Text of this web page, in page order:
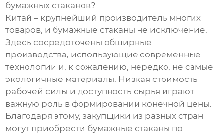
бумажных стаканов?
Китай – крупнейший производитель многих
товаров, и бумажные стаканы не исключение.
Здесь сосредоточены обширные
производства, использующие современные
технологии и, к сожалению, нередко, не самые
экологичные материалы. Низкая стоимость
рабочей силы и доступность сырья играют
важную роль в формировании конечной цены.
Благодаря этому, закупщики из разных стран
могут приобрести бумажные стаканы по